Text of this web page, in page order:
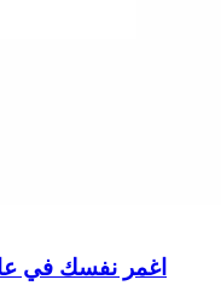
اغمر نفسك في